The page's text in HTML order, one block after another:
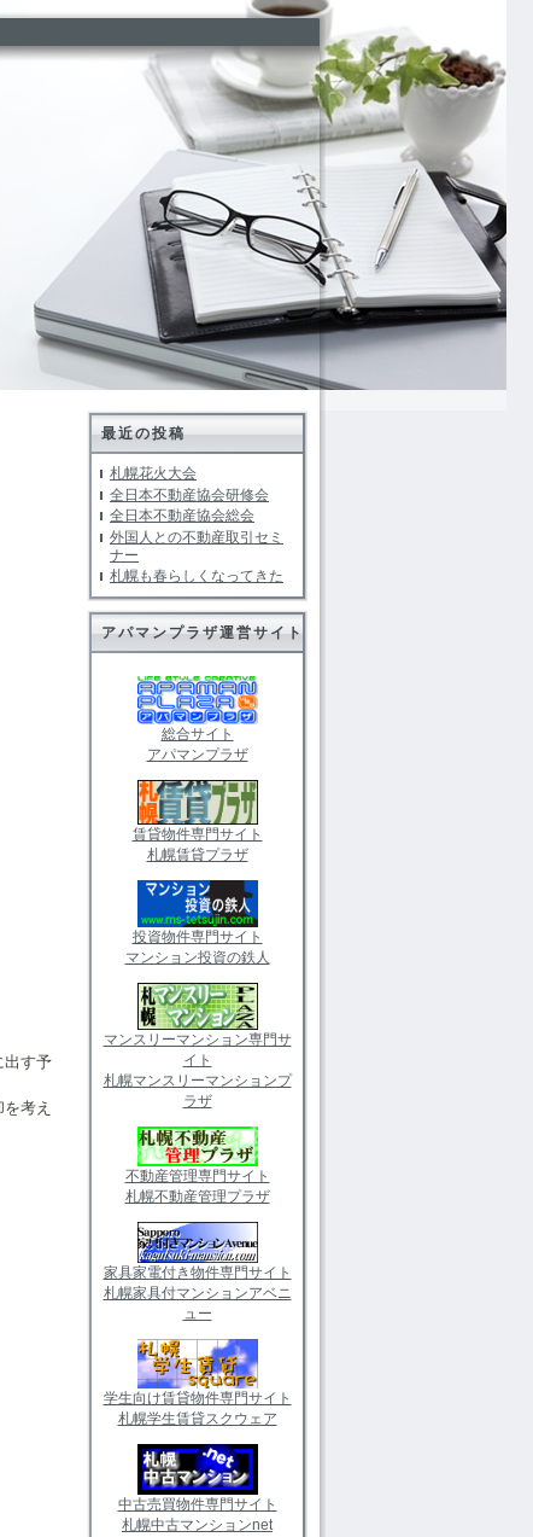
出す予
考え
最近の投稿
札幌花火大会
全日本不動産協会研修会
全日本不動産協会総会
外国人との不動産取引セミ
ナー
札幌も春らしくなってきた
アパマンプラザ運営サイト
総合サイト
アパマンプラザ
賃貸物件専門サイト
札幌賃貸プラザ
投資物件専門サイト
マンション投資の鉄人
マンスリーマンション専門サ
イト
札幌マンスリーマンションプ
ラザ
不動産管理専門サイト
札幌不動産管理プラザ
家具家電付き物件専門サイト
札幌家具付マンションアベニ
ュー
学生向け賃貸物件専門サイト
札幌学生賃貸スクウェア
中古売買物件専門サイト
札幌中古マンションnet